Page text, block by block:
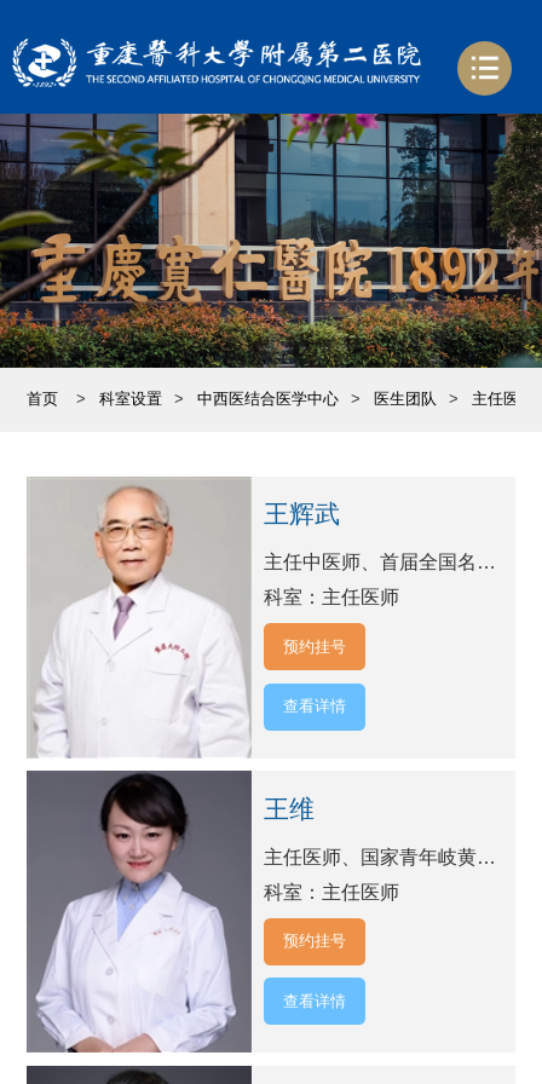
首页 > 科室设置 > 中西医结合医学中心 > 医生团队 > 主任医师
王辉武
主任中医师、首届全国名中医、重庆医科大学教授
科室：主任医师
预约挂号
查看详情
王维
主任医师、国家青年岐黄学者、教授、博士研究生导师、博士后导师
科室：主任医师
预约挂号
查看详情